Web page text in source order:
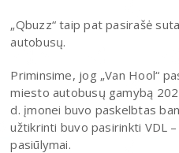
„Qbuzz“ taip pat pasirašė
autobusų.
Priminsime, jog „Van Hool“
miesto autobusų gamybą
d. įmonei buvo paskelbtas
užtikrinti buvo pasirinkti VDL –
pasiūlymai.